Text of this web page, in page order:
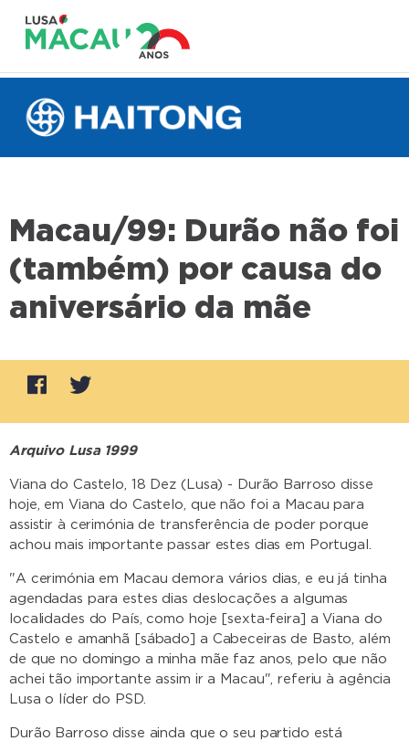
Macau/99: Durão não foi
(também) por causa do
aniversário da mãe
Arquivo Lusa 1999
Viana do Castelo, 18 Dez (Lusa) - Durão Barroso disse
hoje, em Viana do Castelo, que não foi a Macau para
assistir à cerimónia de transferência de poder porque
achou mais importante passar estes dias em Portugal.
"A cerimónia em Macau demora vários dias, e eu já tinha
agendadas para estes dias deslocações a algumas
localidades do País, como hoje [sexta-feira] a Viana do
Castelo e amanhã [sábado] a Cabeceiras de Basto, além
de que no domingo a minha mãe faz anos, pelo que não
achei tão importante assim ir a Macau", referiu à agência
Lusa o líder do PSD.
Durão Barroso disse ainda que o seu partido está